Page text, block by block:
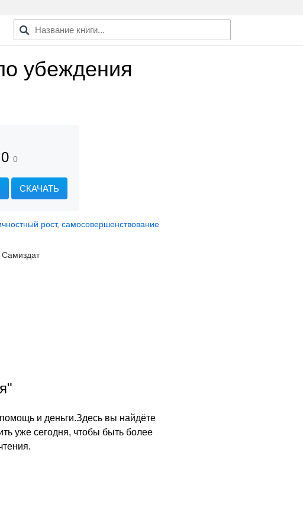
убеждения
0 0
СКАЧАТЬ
рост, самосовершенствование
Самиздат
и деньги.Здесь вы найдёте
уже сегодня, чтобы быть более